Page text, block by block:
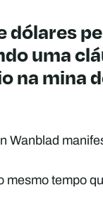
dólares
uma
na mina
Wanblad
tempo